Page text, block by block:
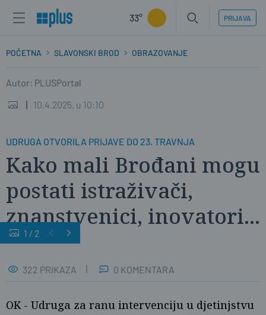
33° PRIJAVA
POČETNA SLAVONSKI BROD OBRAZOVANJE
Autor: PLUSPortal
10.4.2025. u 10:10
UDRUGA OTVORILA PRIJAVE DO 23. TRAVNJA
Kako mali Brođani mogu
postati istraživači,
znanstvenici, inovatori...
1 / 2
322 PRIKAZA 0 KOMENTARA
OK - Udruga za ranu intervenciju u djetinjstvu